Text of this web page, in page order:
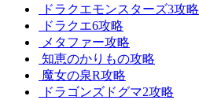
ドラクエモンスターズ3攻略
ドラクエ6攻略
メタファー攻略
知恵のかりもの攻略
魔女の泉R攻略
ドラゴンズドグマ2攻略